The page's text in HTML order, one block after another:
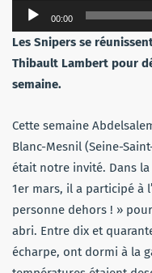
Lecteur
audio
00:00
Les Snipers se
Thibault Lambert pour
semaine.
Cette semaine
Blanc-Mesnil (Seine-
était notre invité. Dans
1er mars, il a participé à
personne dehors ! »
abri. Entre dix et
écharpe, ont dormi à la